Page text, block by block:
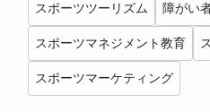
スポーツツーリズム 障がい
スポーツマネジメント教育
スポーツマーケティング